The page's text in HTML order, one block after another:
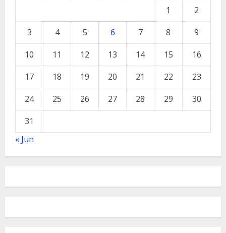
1
2
3
4 5 6 7 8
9
10
11 12 13 14 15
16
17
18 19 20 21 22
23
24
25 26 27 28 29
30
31
« Jun